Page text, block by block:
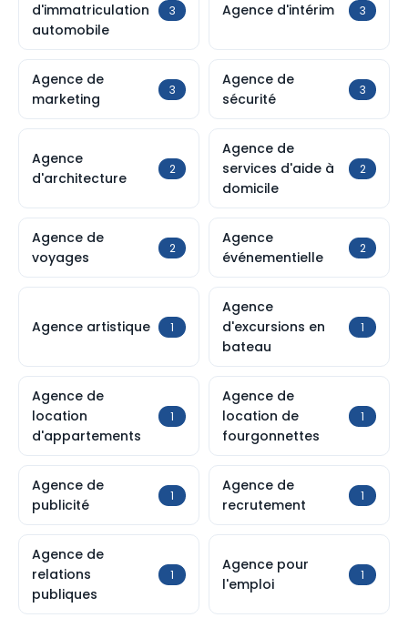
d'immatriculation
automobile
3 Agence d'intérim 3
Agence de
marketing
3
Agence de
sécurité
3
Agence
d'architecture
2
Agence de
services d'aide à
domicile
2
Agence de
voyages
2
Agence
événementielle
2
Agence artistique 1
Agence
d'excursions en
bateau
1
Agence de
location
d'appartements
1
Agence de
location de
fourgonnettes
1
Agence de
publicité
1
Agence de
recrutement
1
Agence de
relations
publiques
1
Agence pour
l'emploi
1